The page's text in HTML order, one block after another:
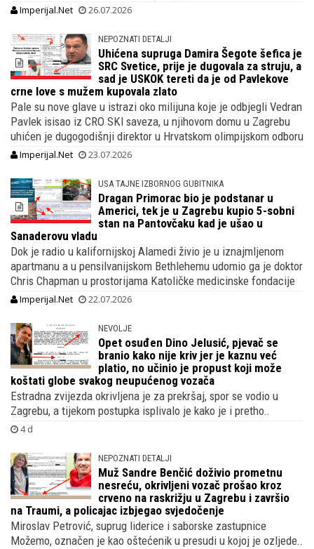
Imperijal.Net 26.07.2026
NEPOZNATI DETALJI
Uhićena supruga Damira Šegote šefica je
SRC Svetice, prije je dugovala za struju, a
sad je USKOK tereti da je od Pavlekove
crne love s mužem kupovala zlato
Pale su nove glave u istrazi oko milijuna koje je odbjegli Vedran
Pavlek isisao iz CRO SKI saveza, u njihovom domu u Zagrebu
uhićen je dugogodišnji direktor u Hrvatskom olimpijskom odboru
Imperijal.Net 23.07.2026
USA TAJNE IZBORNOG GUBITNIKA
Dragan Primorac bio je podstanar u
Americi, tek je u Zagrebu kupio 5-sobni
stan na Pantovčaku kad je ušao u
Sanaderovu vladu
Dok je radio u kalifornijskoj Alamedi živio je u iznajmljenom
apartmanu a u pensilvanijskom Bethlehemu udomio ga je doktor
Chris Chapman u prostorijama Katoličke medicinske fondacije
Imperijal.Net 22.07.2026
NEVOLJE
Opet osuđen Dino Jelusić, pjevač se
branio kako nije kriv jer je kaznu već
platio, no učinio je propust koji može
koštati globe svakog neupućenog vozača
Estradna zvijezda okrivljena je za prekršaj, spor se vodio u
Zagrebu, a tijekom postupka isplivalo je kako je i pretho..
4 d
NEPOZNATI DETALJI
Muž Sandre Benčić doživio prometnu
nesreću, okrivljeni vozač prošao kroz
crveno na raskrižju u Zagrebu i završio
na Traumi, a policajac izbjegao svjedočenje
Miroslav Petrović, suprug liderice i saborske zastupnice
Možemo, označen je kao oštećenik u presudi u kojoj je ozljede..